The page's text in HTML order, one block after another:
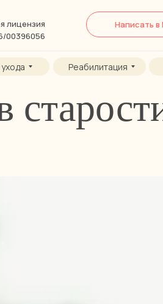
Написать в
лицензия
00396056
Реабилитация